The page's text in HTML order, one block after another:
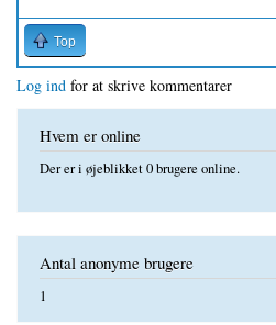
Top
Log ind for at skrive kommentarer
Hvem er online
Der er i øjeblikket 0 brugere online.
Antal anonyme brugere
1